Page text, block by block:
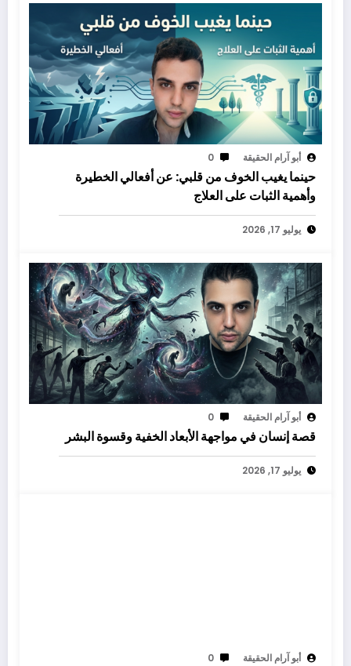
أبو آرام الحقيقة 0
حينما يغيب الخوف من قلبي: عن أفعالي الخطيرة
وأهمية الثبات على العلاج
يوليو 17, 2026
أبو آرام الحقيقة 0
قصة إنسان في مواجهة الأبعاد الخفية وقسوة البشر
يوليو 17, 2026
أبو آرام الحقيقة 0